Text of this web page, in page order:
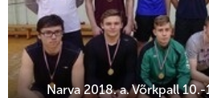
Narva 2018. a. Võrkpall